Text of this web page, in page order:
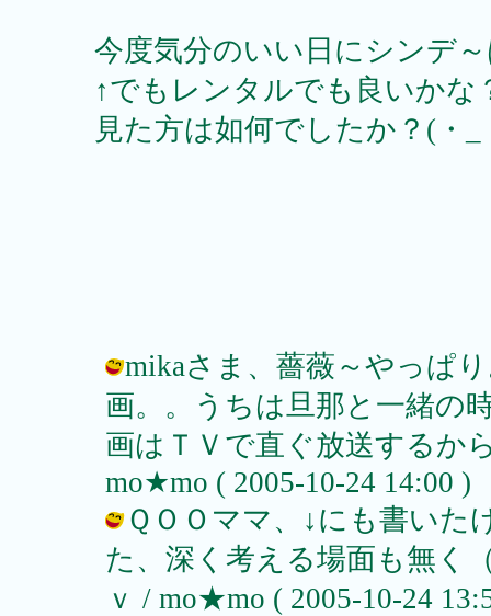
今度気分のいい日にシンデ
↑でもレンタルでも良いかな
見た方は如何でしたか？(・
mikaさま、薔薇～やっぱ
画。。うちは旦那と一緒の
画はＴＶで直ぐ放送するか
mo★mo ( 2005-10-24 14:00 )
ＱＯＯママ、↓にも書いた
た、深く考える場面も無く
ｖ / mo★mo ( 2005-10-24